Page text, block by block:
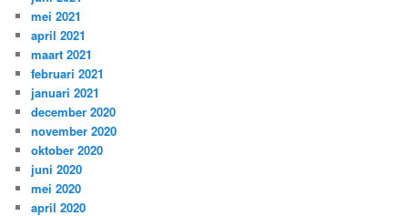
mei 2021
april 2021
maart 2021
februari 2021
januari 2021
december 2020
november 2020
oktober 2020
juni 2020
mei 2020
april 2020